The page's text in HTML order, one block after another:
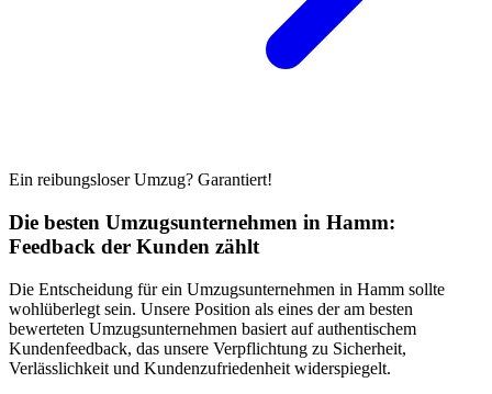
Ein reibungsloser Umzug? Garantiert!
Die besten Umzugsunternehmen in Hamm:
Feedback der Kunden zählt
Die Entscheidung für ein Umzugsunternehmen in Hamm sollte
wohlüberlegt sein. Unsere Position als eines der am besten
bewerteten Umzugsunternehmen basiert auf authentischem
Kundenfeedback, das unsere Verpflichtung zu Sicherheit,
Verlässlichkeit und Kundenzufriedenheit widerspiegelt.